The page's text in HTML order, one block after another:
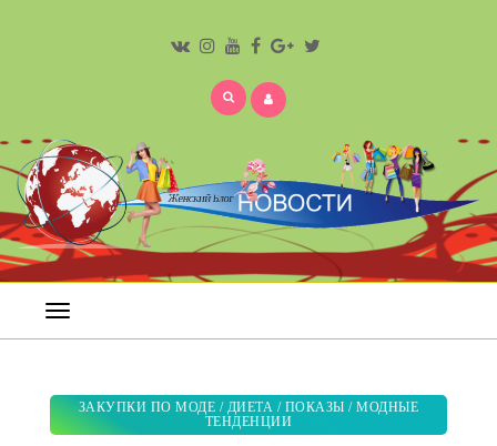
Открыть
меню
ЗАКУПКИ ПО МОДЕ / ДИЕТА / ПОКАЗЫ /МОДНЫЕ
ТЕНДЕНЦИИ